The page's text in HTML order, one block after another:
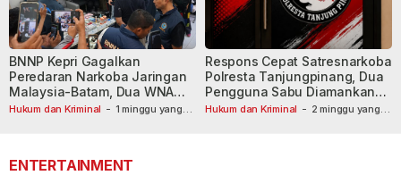
Hukum dan Kriminal - 1 minggu yang
BNNP Kepri Gagalkan
Peredaran Narkoba Jaringan
Malaysia-Batam, Dua WNA
Masih Diburu
Hukum dan Kriminal - 2 minggu yang
Respons Cepat Satresnarkoba
Polresta Tanjungpinang, Dua
Pengguna Sabu Diamankan
Usai Dilaporkan ke Call Center
ENTERTAINMENT